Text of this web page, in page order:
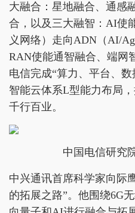
大融合：星地融合、通感
合，以及三大融智：AI使
义网络）走向ADN（AI/
RAN使能通智融合、端网
电信完成“算力、平台、
智能云体系L型能力布局
千行百业。
中国电信研究
中兴通讯首席科学家向际
的拓展之路”。他围绕6G